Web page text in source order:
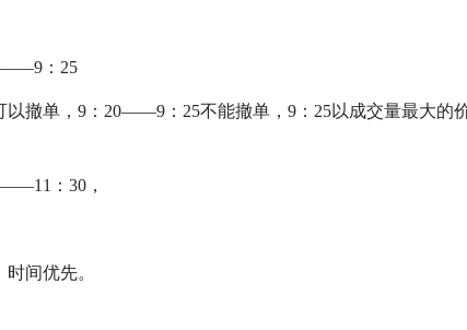
：25
撤单，9：20——9：25不能撤单，9：25以成交量最大的
：30，
间优先。